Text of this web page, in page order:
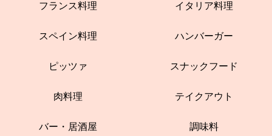
フランス料理 イタリア料理
スペイン料理 ハンバーガー
ピッツァ スナックフード
肉料理 テイクアウト
バー・居酒屋 調味料